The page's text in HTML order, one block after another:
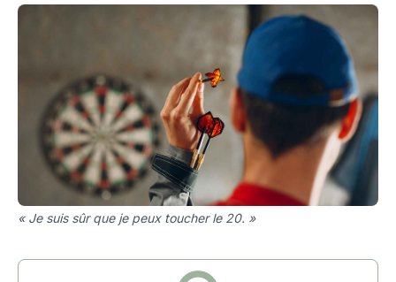
« Je suis sûr que je peux toucher le 20. »